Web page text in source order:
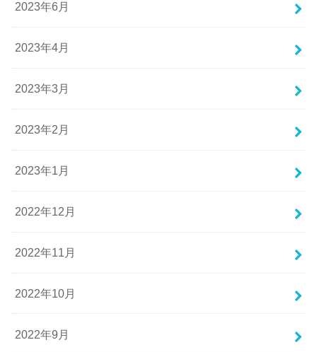
2023年6月
2023年4月
2023年3月
2023年2月
2023年1月
2022年12月
2022年11月
2022年10月
2022年9月